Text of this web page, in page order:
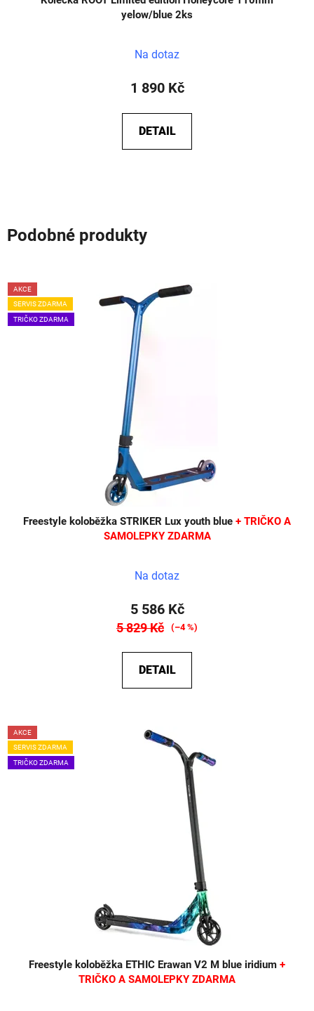
yelow/blue 2ks
Na dotaz
1 890 Kč
DETAIL
Podobné produkty
AKCE
SERVIS ZDARMA
TRIČKO ZDARMA
Freestyle koloběžka STRIKER Lux youth blue + TRIČKO A
SAMOLEPKY ZDARMA
Na dotaz
5 586 Kč
5 829 Kč (–4 %)
DETAIL
AKCE
SERVIS ZDARMA
TRIČKO ZDARMA
Freestyle koloběžka ETHIC Erawan V2 M blue iridium +
TRIČKO A SAMOLEPKY ZDARMA